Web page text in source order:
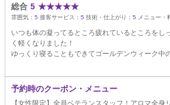
総合 5 ★★★★★
雰囲気： 5 接客サービス： 5 技術・仕上がり： 5 メニュー・
いつも体の凝ってるところ疲れているところをし
く軽くなりました！
ゆっくり寝ることもできてゴールデンウィーク中
予約時のクーポン・メニュー
【女性限定】全員ベテランスタッフ！アロマ全身